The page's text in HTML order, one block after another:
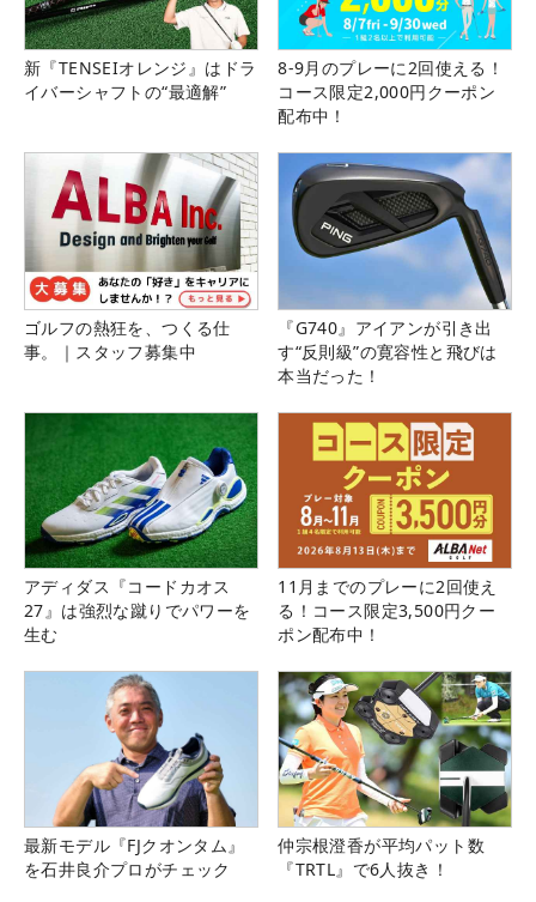
新『TENSEIオレンジ』はドラ
イバーシャフトの“最適解”
8-9月のプレーに2回使える！
コース限定2,000円クーポン
配布中！
ゴルフの熱狂を、つくる仕
事。｜スタッフ募集中
『G740』アイアンが引き出
す“反則級”の寛容性と飛びは
本当だった！
アディダス『コードカオス
27』は強烈な蹴りでパワーを
生む
11月までのプレーに2回使え
る！コース限定3,500円クー
ポン配布中！
最新モデル『FJクオンタム』
を石井良介プロがチェック
仲宗根澄香が平均パット数
『TRTL』で6人抜き！